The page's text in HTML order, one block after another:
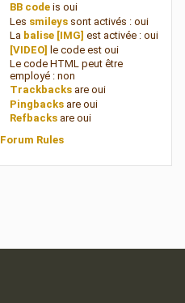
BB codeis oui
Les smileyssont activés : oui
La balise [IMG] est activée : oui
[VIDEO] le code est oui
Le code HTML peut être
employé : non
Trackbacksare oui
Pingbacksare oui
Refbacksare oui
Forum Rules